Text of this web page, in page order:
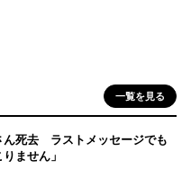
一覧を見る
ん死去 ラストメッセージでも
ません」